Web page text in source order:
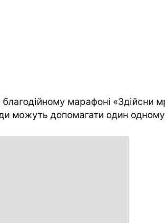
марафоні «Здійсни
можуть допомагати один